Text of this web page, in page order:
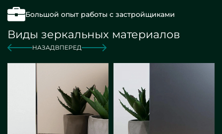
Большой опыт работы с застройщиками
Виды зеркальных материалов
НАЗАДВПЕРЕД